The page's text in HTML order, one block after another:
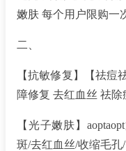
嫩肤 每个用户限购一
二、
【抗敏修复】【祛痘
障修复 去红血丝 祛除
【光子嫩肤】
斑/去红血丝/收缩毛孔